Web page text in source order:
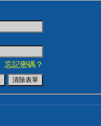
忘記密碼？